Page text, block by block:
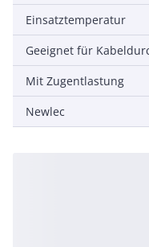
Einsatztemperatur
Mit Zugentlastung
Newlec